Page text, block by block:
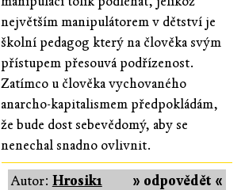
největším manipulátorem v dětství je
školní pedagog který na člověka svým
přístupem přesouvá podřízenost.
Zatímco u člověka vychovaného
anarcho-kapitalismem předpokládám,
že bude dost sebevědomý, aby se
nenechal snadno ovlivnit.
» odpovědět «
Autor: Hrosik1